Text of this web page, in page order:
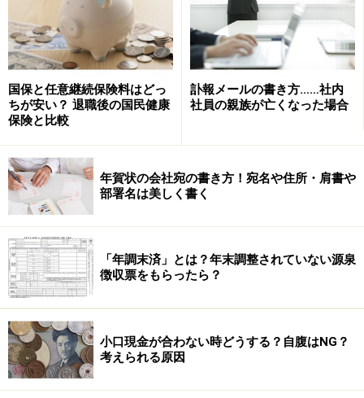
貸倒引当金繰入 50,000円
貸倒引当金 50,000円
＊貸倒引当金繰入という経費が、この仕訳で計上されま
す。
う事もあります)
この例の場合、予定していた100万円の回収が翌期4月
にズレてしまったら、5万会社の利益を下げてしまいま
す。あくまでも単純計算ですが、経費を切り詰めて利益
確保に努めている時、この5万は痛恨！となってしまう
かもしれません。
「俺の担当してる会社は絶対安全だからそんな経費計上
しなくていい！」
…そうかもしれませんが、こういう計上方法を会社が採
国保と任意継続保険料はどっ
ちが安い？ 退職後の国民健康
保険と比較
訃報メールの書き方……社内
社員の親族が亡くなった場合
年賀状の会社宛の書き方！宛名や住所・肩書や
部署名は美しく書く
「年調末済」とは？年末調整されていない源泉
徴収票をもらったら？
小口現金が合わない時どうする？自腹はNG？
考えられる原因